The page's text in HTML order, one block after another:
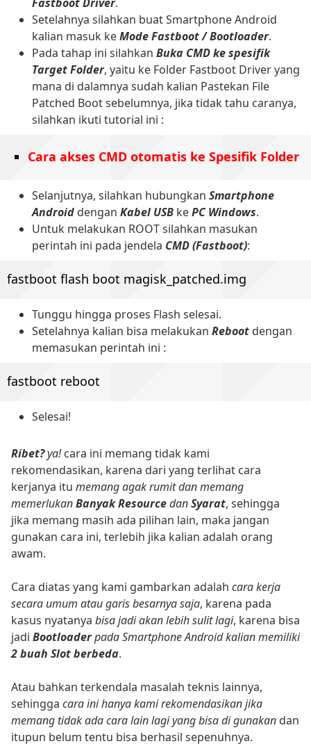
Setelahnya silahkan buat Smartphone Android
kalian masuk keMode Fastboot / Bootloader.
Pada tahap ini silahkan Buka CMD ke spesifik
Target Folder, yaitu ke Folder Fastboot Driver yang
mana di dalamnya sudah kalian Pastekan File
Patched Boot sebelumnya, jika tidak tahu caranya,
silahkan ikuti tutorial ini :
Cara akses CMD otomatis ke Spesifik Folder
Selanjutnya, silahkan hubungkan Smartphone
Android dengan Kabel USB kePC Windows.
Untuk melakukan ROOT silahkan masukan
perintah ini pada jendela CMD (Fastboot):
fastboot flash boot magisk_patched.img
Tunggu hingga proses Flash selesai.
Setelahnya kalian bisa melakukan Reboot dengan
memasukan perintah ini :
fastboot reboot
Selesai!
Ribet?ya!cara ini memang tidak kami
rekomendasikan, karena dari yang terlihat cara
kerjanya itu memang agak rumit dan memang
memerlukanBanyak ResourcedanSyarat, sehingga
jika memang masih ada pilihan lain, maka jangan
gunakan cara ini, terlebih jika kalian adalah orang
awam.
Cara diatas yang kami gambarkan adalah cara kerja
secara umum atau garis besarnya saja, karena pada
kasus nyatanya bisa jadi akan lebih sulit lagi, karena bisa
jadi Bootloaderpada Smartphone Android kalian memiliki
2 buah Slot berbeda.
Atau bahkan terkendala masalah teknis lainnya,
sehingga cara ini hanya kami rekomendasikan jika
memang tidak ada cara lain lagi yang bisa di gunakan dan
itupun belum tentu bisa berhasil sepenuhnya.